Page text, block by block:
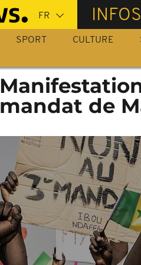
INFOS
SPORT CULTURE
mandat de